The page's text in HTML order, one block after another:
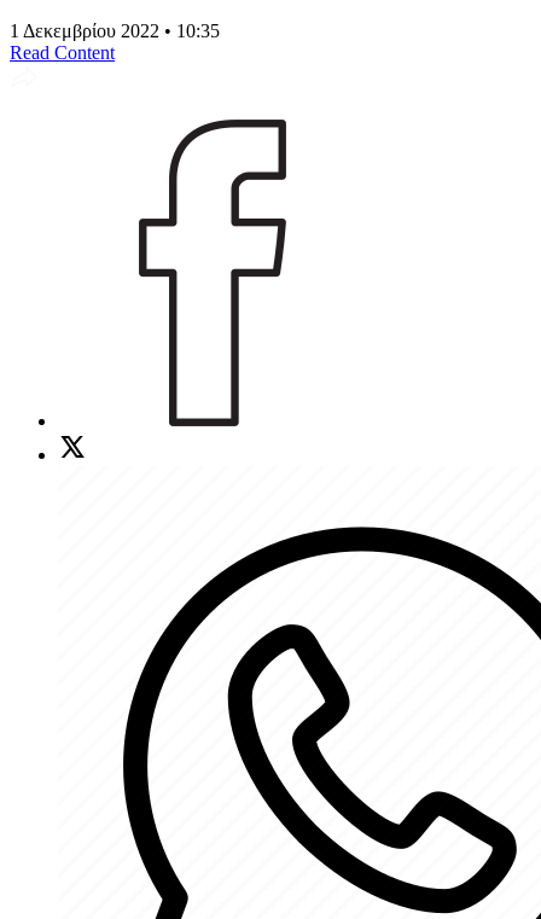
1 Δεκεμβρίου 2022 • 10:35
Read Content